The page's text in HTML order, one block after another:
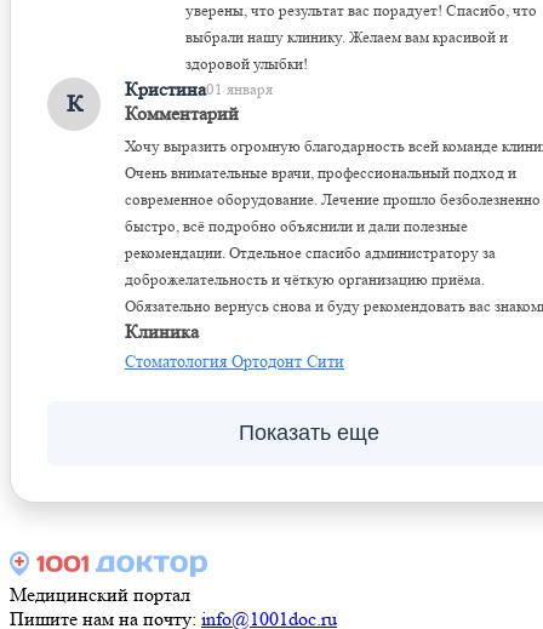
уверены, что результат вас порадует! Спасибо, что
выбрали нашу клинику. Желаем вам красивой и
здоровой улыбки!
К
Кристина01 января
Комментарий
Хочу выразить огромную благодарность всей команде
Очень внимательные врачи, профессиональный подход и
современное оборудование. Лечение прошло
быстро, всё подробно объяснили и дали полезные
рекомендации. Отдельное спасибо администратору за
доброжелательность и чёткую организацию приёма.
Обязательно вернусь снова и буду рекомендовать вас
Клиника
Стоматология Ортодонт Сити
Показать еще
Медицинский портал
Пишите нам на почту: info@1001doc.ru